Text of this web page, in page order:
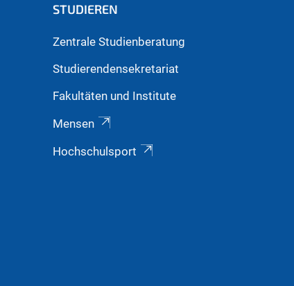
STUDIEREN
Zentrale Studienberatung
Studierendensekretariat
Fakultäten und Institute
Mensen
Hochschulsport